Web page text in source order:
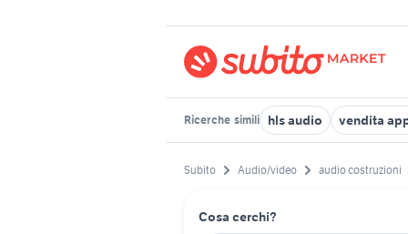
Ricerche simili hls audio vendita
Subito Audio/video audio costruzioni
Cosa cerchi?